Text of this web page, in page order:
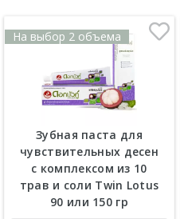
На выбор 2 объема
Зубная паста для
чувствительных десен
с комплексом из 10
трав и соли Twin Lotus
90 или 150 гр